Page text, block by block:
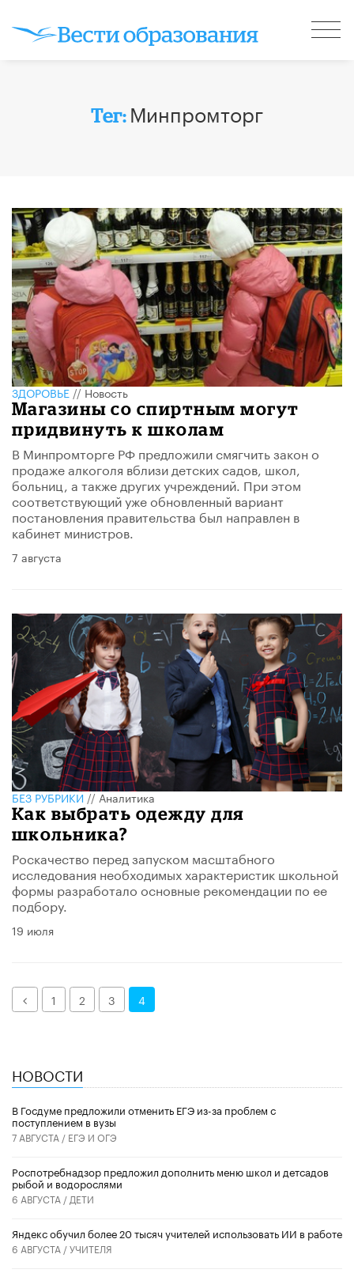
Тег: Минпромторг
ЗДОРОВЬЕ//Новость
Магазины со спиртным могут
придвинуть к школам
В Минпромторге РФ предложили смягчить закон о
продаже алкоголя вблизи детских садов, школ,
больниц, а также других учреждений. При этом
соответствующий уже обновленный вариант
постановления правительства был направлен в
кабинет министров.
7 августа
БЕЗ РУБРИКИ//Аналитика
Как выбрать одежду для
школьника?
Роскачество перед запуском масштабного
исследования необходимых характеристик школьной
формы разработало основные рекомендации по ее
подбору.
19 июля
Назад1 2 3 4
НОВОСТИ
В Госдуме предложили отменить ЕГЭ из-за проблем с
поступлением в вузы
7 АВГУСТА / ЕГЭ И ОГЭ
Роспотребнадзор предложил дополнить меню школ и детсадов
рыбой и водорослями
6 АВГУСТА / ДЕТИ
​Яндекс обучил более 20 тысяч учителей использовать ИИ в работе
6 АВГУСТА /УЧИТЕЛЯ